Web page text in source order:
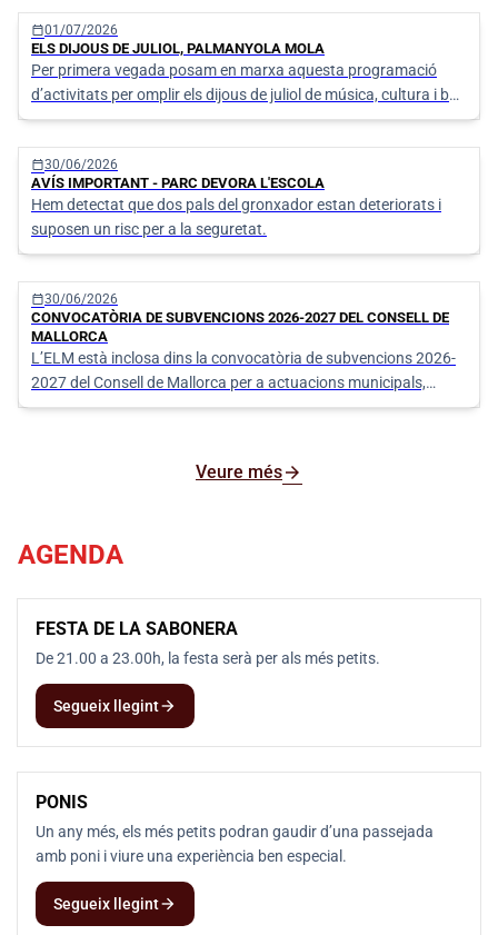
calendar_today01/07/2026
ELS DIJOUS DE JULIOL, PALMANYOLA MOLA
Per primera vegada posam en marxa aquesta programació
d’activitats per omplir els dijous de juliol de música, cultura i bon
ambient a Palmanyola.
calendar_today30/06/2026
AVÍS IMPORTANT - PARC DEVORA L'ESCOLA
Hem detectat que dos pals del gronxador estan deteriorats i
suposen un risc per a la seguretat.
calendar_today30/06/2026
CONVOCATÒRIA DE SUBVENCIONS 2026-2027 DEL CONSELL DE
MALLORCA
L’ELM està inclosa dins la convocatòria de subvencions 2026-
2027 del Consell de Mallorca per a actuacions municipals,
sostenibilitat ambiental, accessibilitat i serveis de competència
Veure mésarrow_forward
AGENDA
7
AUG
FESTA DE LA SABONERA
De 21.00 a 23.00h, la festa serà per als més petits.
Segueix llegintarrow_forward
7
AUG
PONIS
Un any més, els més petits podran gaudir d’una passejada
amb poni i viure una experiència ben especial.
Segueix llegintarrow_forward